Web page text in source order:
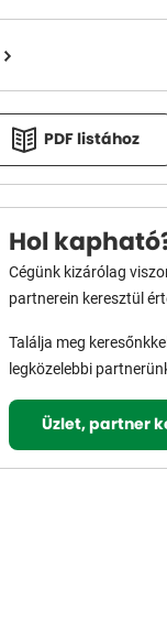
PDF listához
Hol
Cégünk kizárólag
partnerein keresztül
Találja meg
legközelebbi
Üzlet, partner